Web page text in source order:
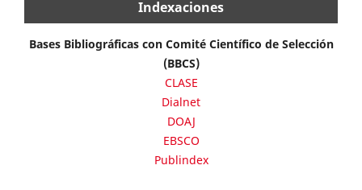
Indexaciones
Bases Bibliográficas con Comité Científico de Selección
(BBCS)
CLASE
Dialnet
DOAJ
EBSCO
Publindex